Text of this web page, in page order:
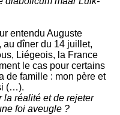
entendu Auguste
au dîner du 14 juillet,
Liégeois, la France
le cas pour certains
de famille : mon père et
(…).
la réalité et de rejeter
foi aveugle ?